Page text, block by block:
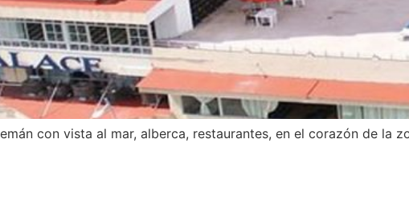
con vista al mar, alberca, restaurantes, en el corazón de la